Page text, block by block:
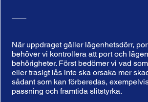
När uppdraget gäller lägenhetsdörr,
behöver vi kontrollera att port och
behörigheter. Först bedömer vi vad
eller trasigt lås inte ska orsaka mer
sådant som kan förberedas,
passning och framtida slitstyrka.